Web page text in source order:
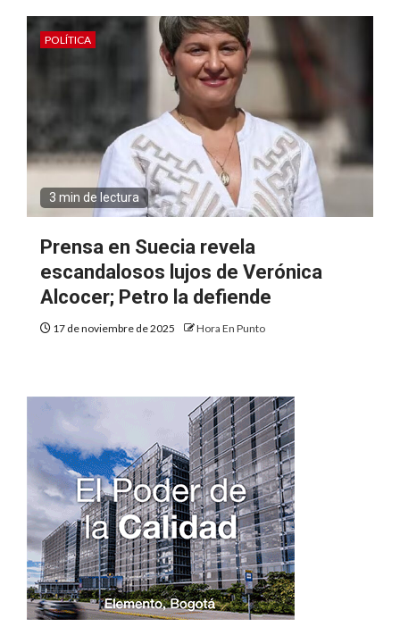
POLÍTICA
3 min de lectura
Prensa en Suecia revela
escandalosos lujos de Verónica
Alcocer; Petro la defiende
17 de noviembre de 2025 Hora En Punto